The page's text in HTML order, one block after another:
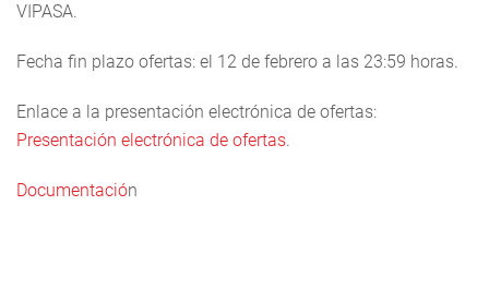
VIPASA.
Fecha fin plazo ofertas: el 12 de febrero a las 23:59 horas.
Enlace a la presentación electrónica de ofertas:
Presentación electrónica de ofertas.
Documentación